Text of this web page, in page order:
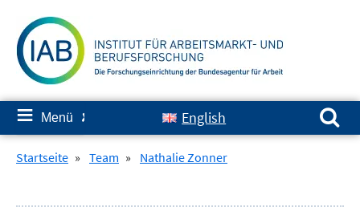
zum
Inhalt
≡ Menü ✘ English
Suchen nach:
Startseite » Team » Nathalie Zonner